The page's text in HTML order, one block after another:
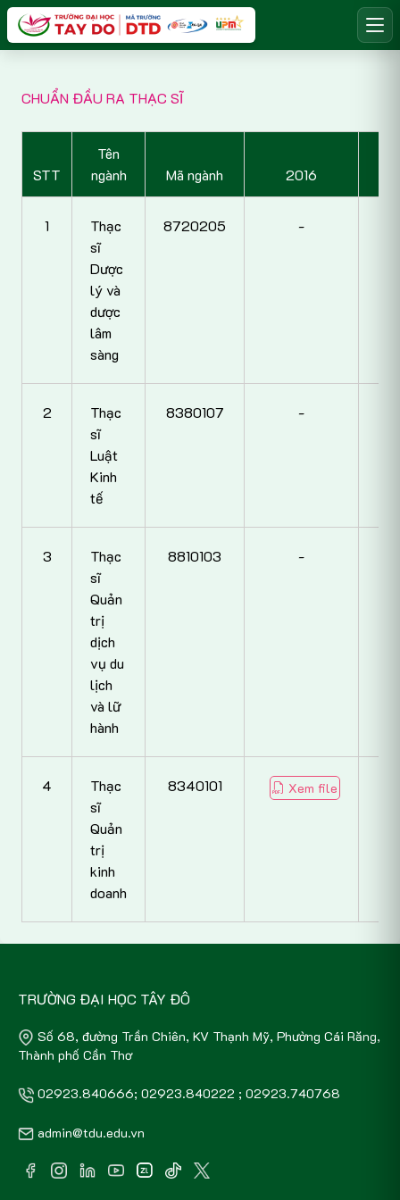
CHUẨN ĐẦU RA THẠC SĨ
STT
Tên
ngành
Mã ngành 2016
1
Thạc
sĩ
Dược
lý và
dược
lâm
sàng
8720205 -
2
Thạc
sĩ
Luật
Kinh
tế
8380107 -
3
Thạc
sĩ
Quản
trị
dịch
vụ du
lịch
và lữ
hành
8810103 -
4
Thạc
sĩ
Quản
trị
kinh
doanh
8340101 Xem file
TRƯỜNG ĐẠI HỌC TÂY ĐÔ
Số 68, đường Trần Chiên, KV Thạnh Mỹ, Phường Cái Răng,
Thành phố Cần Thơ
02923.840666; 02923.840222 ; 02923.740768
admin@tdu.edu.vn